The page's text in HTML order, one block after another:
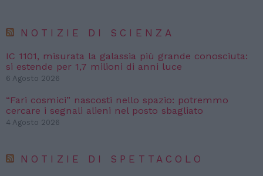
NOTIZIE DI SCIENZA
IC 1101, misurata la galassia più grande conosciuta:
si estende per 1,7 milioni di anni luce
6 Agosto 2026
“Fari cosmici” nascosti nello spazio: potremmo
cercare i segnali alieni nel posto sbagliato
4 Agosto 2026
NOTIZIE DI SPETTACOLO